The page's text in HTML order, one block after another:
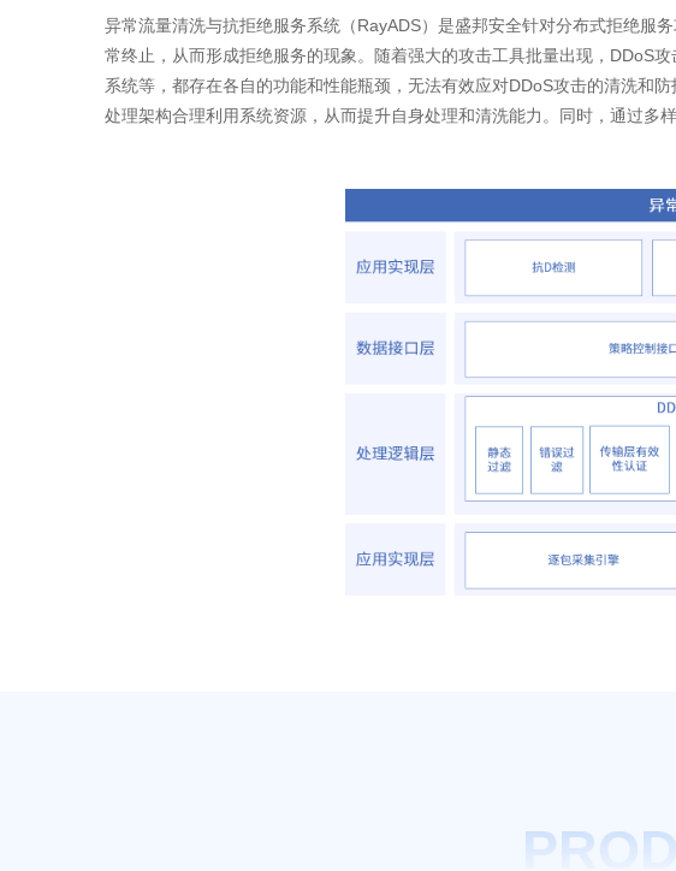
异常流量清洗与抗拒绝服务系统（RayADS）是盛邦安全针对分布式拒绝服
常终止，从而形成拒绝服务的现象。随着强大的攻击工具批量出现，DDoS
系统等，都存在各自的功能和性能瓶颈，无法有效应对DDoS攻击的清洗和
处理架构合理利用系统资源，从而提升自身处理和清洗能力。同时，通过多